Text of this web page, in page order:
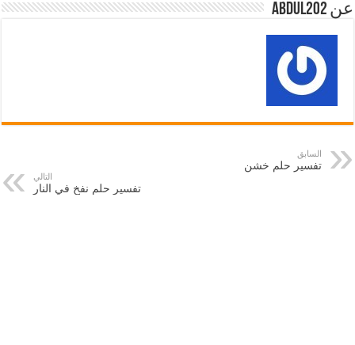
عن abdul202
السابق
تفسير حلم خشن
التالي
تفسير حلم نفخ في النار